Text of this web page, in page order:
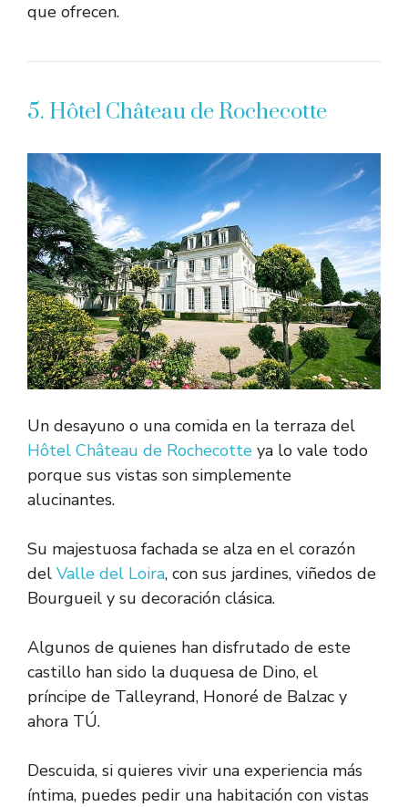
que ofrecen.
5. Hôtel Château de Rochecotte
Un desayuno o una comida en la terraza del
Hôtel Château de Rochecotte ya lo vale todo
porque sus vistas son simplemente
alucinantes.
Su majestuosa fachada se alza en el corazón
del Valle del Loira, con sus jardines, viñedos de
Bourgueil y su decoración clásica.
Algunos de quienes han disfrutado de este
castillo han sido la duquesa de Dino, el
príncipe de Talleyrand, Honoré de Balzac y
ahora TÚ.
Descuida, si quieres vivir una experiencia más
íntima, puedes pedir una habitación con vistas